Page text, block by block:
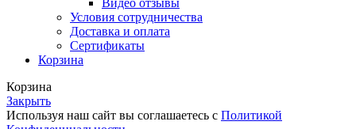
Видео отзывы
Условия сотрудничества
Доставка и оплата
Сертификаты
Корзина
Корзина
Закрыть
Используя наш сайт вы соглашаетесь с Политикой